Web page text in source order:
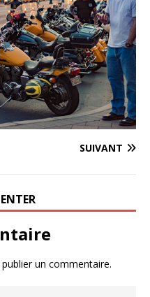
SUIVANT
un commentaire.